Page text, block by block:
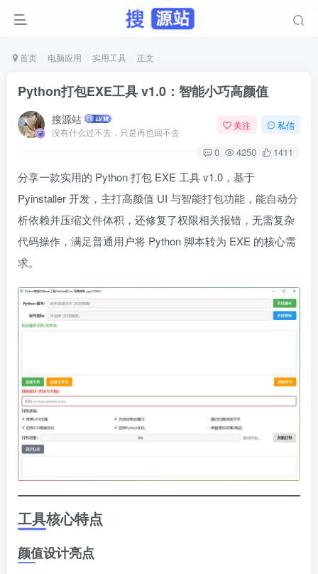
首页 电脑应用 实用工具 正文
Python打包EXE工具 v1.0：智能小巧高颜值
搜源站
没有什么过不去，只是再也回不去
关注 私信
0 4250 1411
分享一款实用的 Python 打包 EXE 工具 v1.0，基于
Pyinstaller 开发，主打高颜值 UI 与智能打包功能，能自动分
析依赖并压缩文件体积，还修复了权限相关报错，无需复杂
代码操作，满足普通用户将 Python 脚本转为 EXE 的核心需
求。
工具核心特点
颜值设计亮点